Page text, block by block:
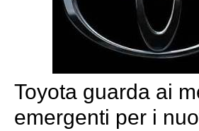
Toyota guarda ai
emergenti per i